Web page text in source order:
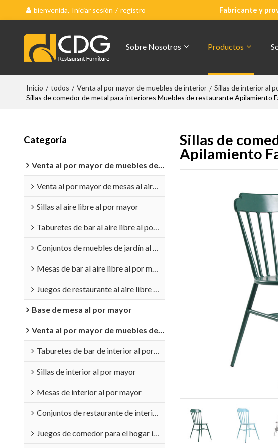
bienvenida, Iniciar sesión / registro Fabricante y
Sobre Nosotros Productos
Inicio / todos / Venta al por mayor de muebles de interior / Sillas de interior al
Sillas de comedor de metal para interiores Muebles de restaurante Apilamiento
Categoría
Venta al por mayor de muebles de exterior
Venta al por mayor de mesas al aire libre
Sillas al aire libre al por mayor
Taburetes de bar al aire libre al por mayor
Conjuntos de muebles de jardín al por mayor
Mesas de bar al aire libre al por mayor
Juegos de restaurante al aire libre al por mayor
Base de mesa al por mayor
Venta al por mayor de muebles de interior
Taburetes de bar de interior al por mayor
Sillas de interior al por mayor
Mesas de interior al por mayor
Conjuntos de restaurante de interior al por mayor
Juegos de comedor para el hogar interior al por mayor
Sillas de
Apilamiento